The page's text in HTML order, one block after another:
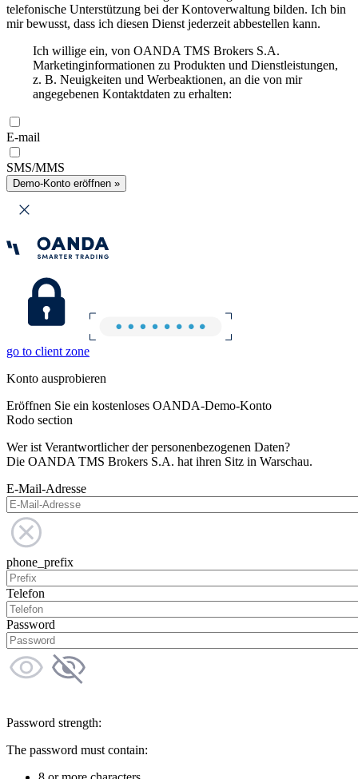
telefonische Unterstützung bei der Kontoverwaltung bilden. Ich bin
mir bewusst, dass ich diesen Dienst jederzeit abbestellen kann.
Ich willige ein, von OANDA TMS Brokers S.A.
Marketinginformationen zu Produkten und Dienstleistungen,
z. B. Neuigkeiten und Werbeaktionen, an die von mir
angegebenen Kontaktdaten zu erhalten:
E-mail
SMS/MMS
Demo-Konto eröffnen »
go to client zone
Konto ausprobieren
Eröffnen Sie ein kostenloses OANDA-Demo-Konto
Rodo section
Wer ist Verantwortlicher der personenbezogenen Daten?
Die OANDA TMS Brokers S.A. hat ihren Sitz in Warschau.
E-Mail-Adresse
phone_prefix
Telefon
Password
Password strength:
The password must contain: